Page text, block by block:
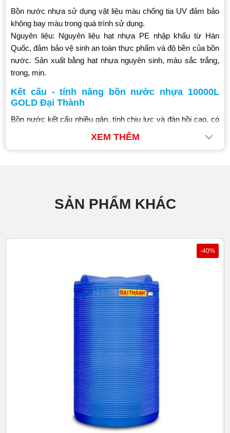
Bồn nước nhựa sử dụng vật liệu màu chống tia UV đảm bảo
không bay màu trong quá trình sử dụng.
Nguyên liệu: Nguyên liệu hạt nhựa PE nhập khẩu từ Hàn
Quốc, đảm bảo vệ sinh an toàn thực phẩm và độ bền của bồn
nước. Sản xuất bằng hạt nhựa nguyên sinh, màu sắc trắng,
trong, mịn.
Kết cấu - tính năng bồn nước nhựa 10000L
GOLD Đại Thành
Bồn nước kết cấu nhiều gân, tính chịu lực và đàn hồi cao, có
độ bóng cao, nắp bồn có lỗ thông hơi thông minh, phù hợp với
Nắp bồn nhựa được chế tạo bằng phương pháp ép phun công
Thân bồn được đúc liền khối, không có đường hàn ghép.
Logo, số lít, ISO, ngày tháng sản xuất được chế tạo bằng
số được tạo ra cùng với sản phẩm.
>>> Xem thêm giábồn nước inox Tân Á Đại Thành
LOGO TÂN Á ĐẠI THÀNH IN NỔI
Bồn nước nhựa Đại Thành 10.000 lít có Logo TÂN Á
ĐẠI THÀNH nổi trên thân bồn khẳng định thương hiệu
nhà sản xuất và chống hàng giả, hàng nhái.
ĐẠT TIÊU CHUẨN ISO 9001-2008 IN NỔI
Bồn nước nhựa Đại Thành 10.000 lít có biểu tượng ISO
9001-2008 nổi trên bồn khẳng định hệ thống kiểm
XEM THÊM
SẢN PHẨM KHÁC
-40%